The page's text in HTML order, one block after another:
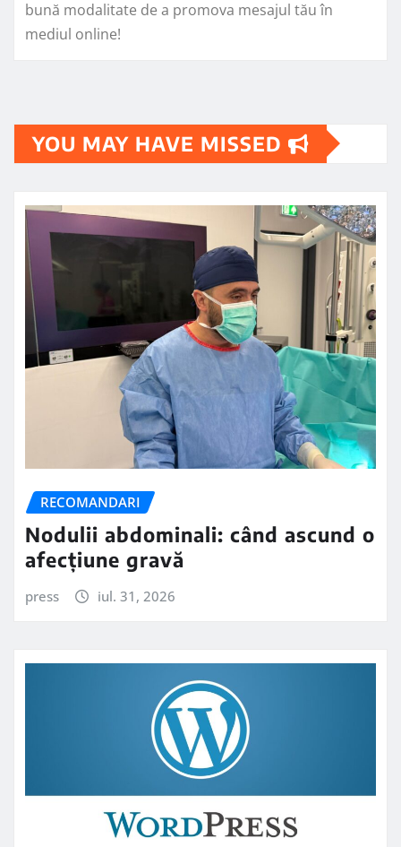
bună modalitate de a promova mesajul tău în
mediul online!
YOU MAY HAVE MISSED
RECOMANDARI
Nodulii abdominali: când ascund o
afecțiune gravă
press iul. 31, 2026